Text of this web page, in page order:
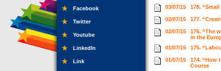
Facebook
Twitter
Youtube
LinkedIn
Link
03/07/15 178.
02/07/15 177.
02/07/15
176. “The
in the
01/07/15
175.
01/07/15
174. “How
Course